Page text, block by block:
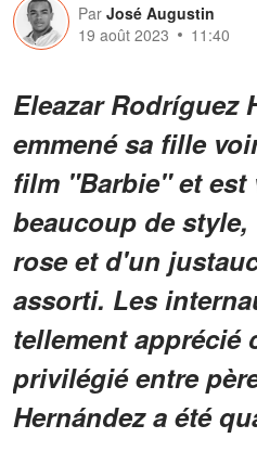
Par José Augustin
19 août 2023
11:40
Eleazar Rodríguez
emmené sa fille
film "Barbie" et est
beaucoup de
rose et d'un
assorti. Les
tellement apprécié
privilégié entre
Hernández a été